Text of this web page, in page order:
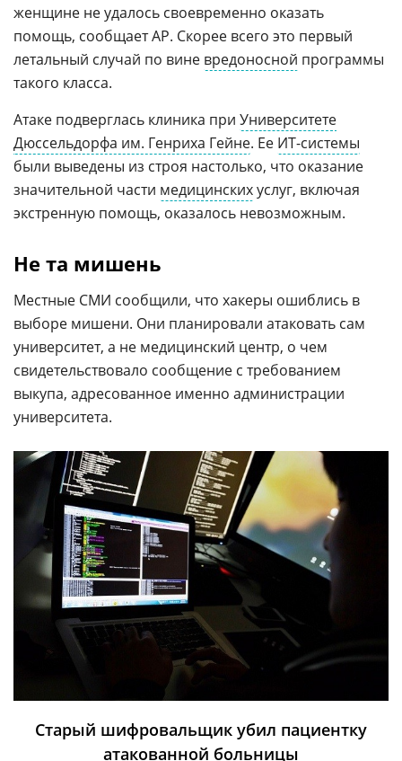
женщине не удалось своевременно оказать
помощь, сообщает AP. Скорее всего это первый
летальный случай по вине вредоносной программы
такого класса.
Атаке подверглась клиника при Университете
Дюссельдорфа им. Генриха Гейне. Ее ИТ-системы
были выведены из строя настолько, что оказание
значительной части медицинскихуслуг, включая
экстренную помощь, оказалось невозможным.
Не та мишень
Местные СМИ сообщили, что хакеры ошиблись в
выборе мишени. Они планировали атаковать сам
университет, а не медицинский центр, о чем
свидетельствовало сообщение с требованием
выкупа, адресованное именно администрации
университета.
Старый шифровальщик убил пациентку
атакованной больницы